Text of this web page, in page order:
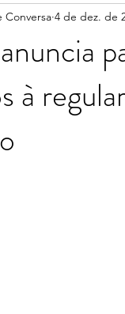
à
Conversa 4 de dez. de